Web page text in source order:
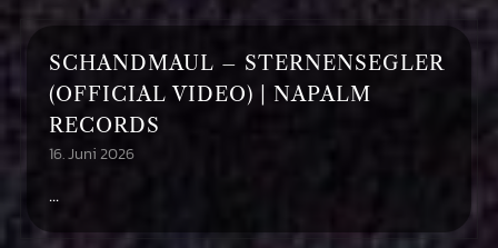
SCHANDMAUL – STERNENSEGLER
(OFFICIAL VIDEO) | NAPALM
RECORDS
16. Juni 2026
...